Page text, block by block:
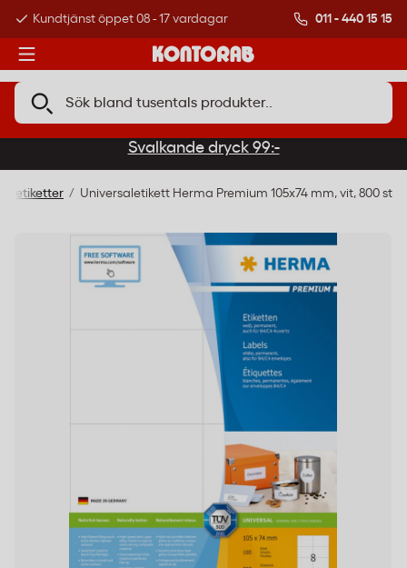
Kundtjänst öppet 08 - 17 vardagar Över 500 000
011 - 440 15 15
Svalkande dryck 99:-
Universaletikett Herma Premium 105x74 mm, vit, 800 st